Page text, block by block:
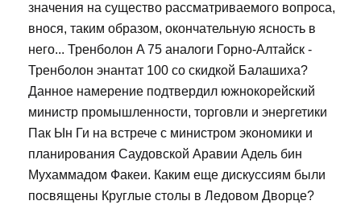
значения на существо рассматриваемого вопроса,
внося, таким образом, окончательную ясность в
него... Тренболон A 75 аналоги Горно-Алтайск -
Тренболон энантат 100 со скидкой Балашиха?
Данное намерение подтвердил южнокорейский
министр промышленности, торговли и энергетики
Пак Ын Ги на встрече с министром экономики и
планирования Саудовской Аравии Адель бин
Мухаммадом Факеи. Каким еще дискуссиям были
посвящены Круглые столы в Ледовом Дворце?